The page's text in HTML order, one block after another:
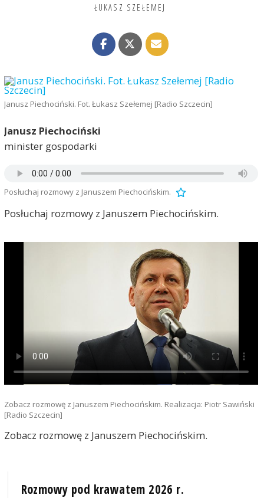
ŁUKASZ SZEŁEMEJ
Janusz Piechociński. Fot. Łukasz Szełemej [Radio Szczecin]
Janusz Piechociński
minister gospodarki
Posłuchaj rozmowy z Januszem Piechocińskim.
Posłuchaj rozmowy z Januszem Piechocińskim.
Zobacz rozmowę z Januszem Piechocińskim. Realizacja: Piotr Sawiński
[Radio Szczecin]
Zobacz rozmowę z Januszem Piechocińskim.
Rozmowy pod krawatem 2026 r.